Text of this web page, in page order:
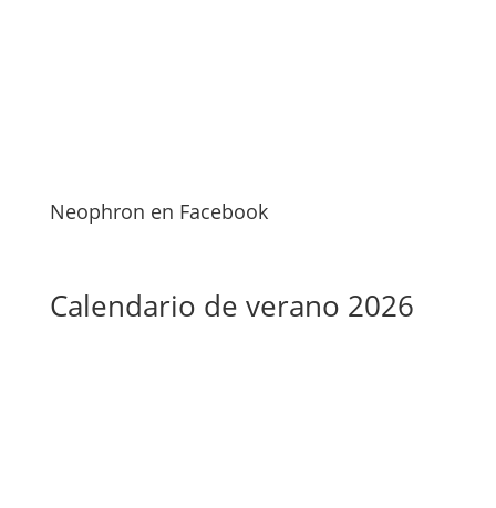
Neophron en Facebook
Calendario de verano 2026